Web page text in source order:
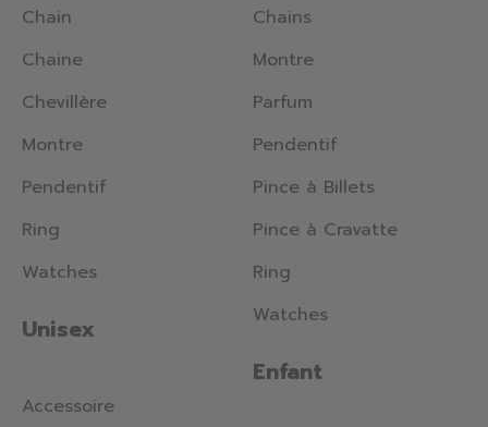
Chain
Chaine
Chevillère
Montre
Pendentif
Ring
Watches
Unisex
Accessoire
Chains
Montre
Parfum
Pendentif
Pince à Billets
Pince à Cravatte
Ring
Watches
Enfant